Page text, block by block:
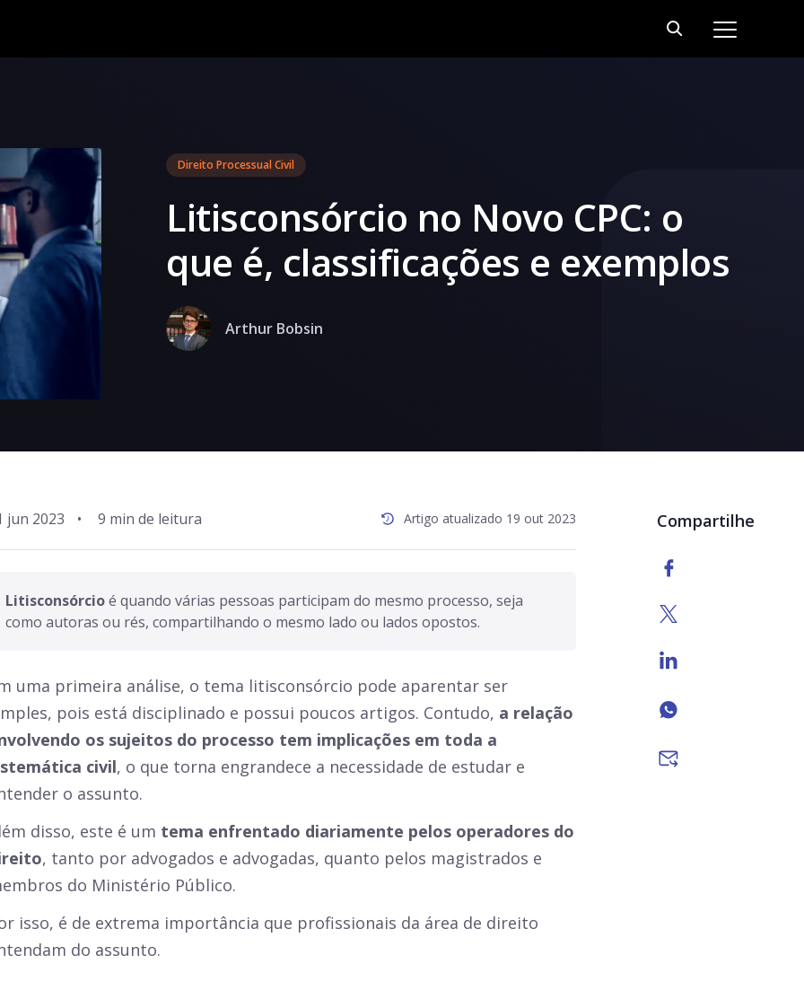
Direito Processual Civil
Litisconsórcio no Novo CPC: o
que é, classificações e exemplos
Arthur Bobsin
jun 2023 • Artigo atualizado 19 out 2023
Litisconsórcio é quando várias pessoas participam do mesmo processo, seja
uma primeira análise, o tema litisconsórcio pode aparentar ser
pois está disciplinado e possui poucos artigos. Contudo, a relação
os sujeitos do processo tem implicações em toda a
civil, o que torna engrandece a necessidade de estudar e
o assunto.
disso, este é um tema enfrentado diariamente pelos operadores do
, tanto por advogados e advogadas, quanto pelos magistrados e
do Ministério Público.
isso, é de extrema importância que profissionais da área de direito
do assunto.
Compartilhe